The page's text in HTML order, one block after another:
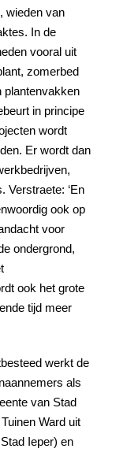
wieden van
In de
vooral uit
zomerbed
plantenvakken
in principe
wordt
Er wordt dan
Verstraete: ‘En
ook op
voor
ondergrond,
ook het grote
tijd meer
werkt de
als
van Stad
Ward uit
Ieper) en